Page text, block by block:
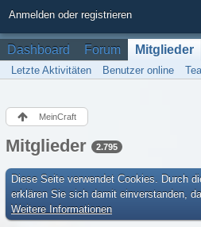
Anmelden oder registrieren
Dashboard Forum Mitglieder
Letzte Aktivitäten Benutzer online
MeinCraft
Mitglieder 2.795
Diese Seite verwendet Cookies. Durch
erklären Sie sich damit einverstanden,
Weitere Informationen